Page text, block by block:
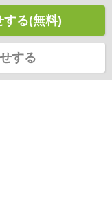
する(無料)
する